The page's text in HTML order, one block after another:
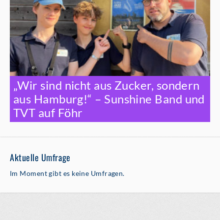
„Wir sind nicht aus Zucker, sondern
aus Hamburg!“ – Sunshine Band und
TVT auf Föhr
Aktuelle Umfrage
Im Moment gibt es keine Umfragen.